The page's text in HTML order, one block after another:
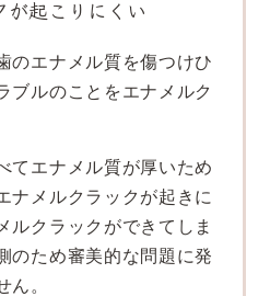
が起こりにくい
のエナメル質を傷つけひ
ブルのことをエナメルク
てエナメル質が厚いため
ナメルクラックが起きに
ルクラックができてしま
のため審美的な問題に発
ん。